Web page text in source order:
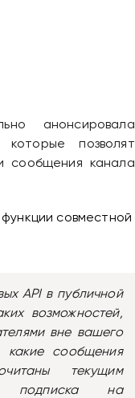
анонсировала
которые позволят
сообщения канала
API в публичной
возможностей,
вне вашего
какие сообщения
текущим
подписка на